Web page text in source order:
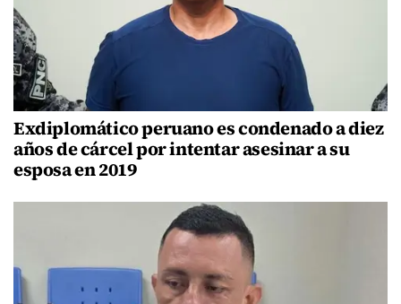
Exdiplomático peruano es condenado a diez
años de cárcel por intentar asesinar a su
esposa en 2019